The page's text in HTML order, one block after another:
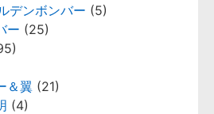
デンボンバー (5)
ー (25)
＆翼 (21)
(4)